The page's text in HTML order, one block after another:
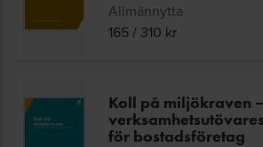
Allmännytta
165/ 310 kr
Koll på miljökraven –
för bostadsföretag